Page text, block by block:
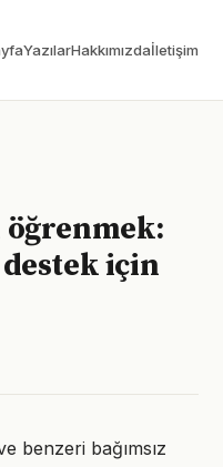
YazılarHakkımızdaİletişim
için
benzeri bağımsız